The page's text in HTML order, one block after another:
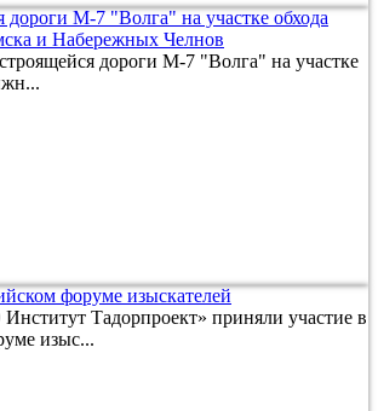
дороги М-7 "Волга" на участке обхода
и Набережных Челнов
дороги М-7 "Волга" на участке
форуме изыскателей
Тадорпроект» приняли участие в
изыс...